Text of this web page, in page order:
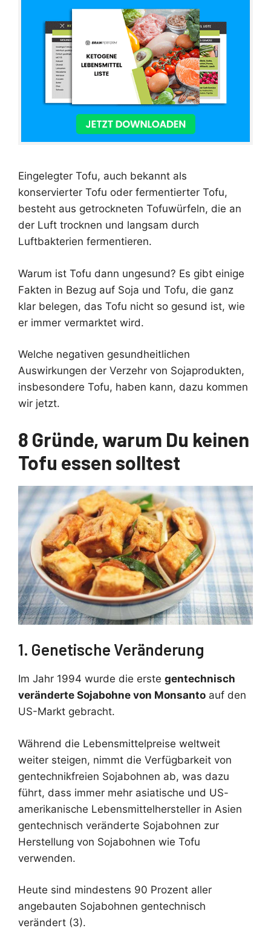
Eingelegter Tofu, auch bekannt als
konservierter Tofu oder fermentierter Tofu,
besteht aus getrockneten Tofuwürfeln, die an
der Luft trocknen und langsam durch
Luftbakterien fermentieren.
Warum ist Tofu dann ungesund? Es gibt einige
Fakten in Bezug auf Soja und Tofu, die ganz
klar belegen, das Tofu nicht so gesund ist, wie
er immer vermarktet wird.
Welche negativen gesundheitlichen
Auswirkungen der Verzehr von Sojaprodukten,
insbesondere Tofu, haben kann, dazu kommen
wir jetzt.
8 Gründe, warum Du keinen
Tofu essen solltest
1. Genetische Veränderung
Im Jahr 1994 wurde die erste gentechnisch
veränderte Sojabohne von Monsanto auf den
US-Markt gebracht.
Während die Lebensmittelpreise weltweit
weiter steigen, nimmt die Verfügbarkeit von
gentechnikfreien Sojabohnen ab, was dazu
führt, dass immer mehr asiatische und US-
amerikanische Lebensmittelhersteller in Asien
gentechnisch veränderte Sojabohnen zur
Herstellung von Sojabohnen wie Tofu
verwenden.
Heute sind mindestens 90 Prozent aller
angebauten Sojabohnen gentechnisch
verändert (3).